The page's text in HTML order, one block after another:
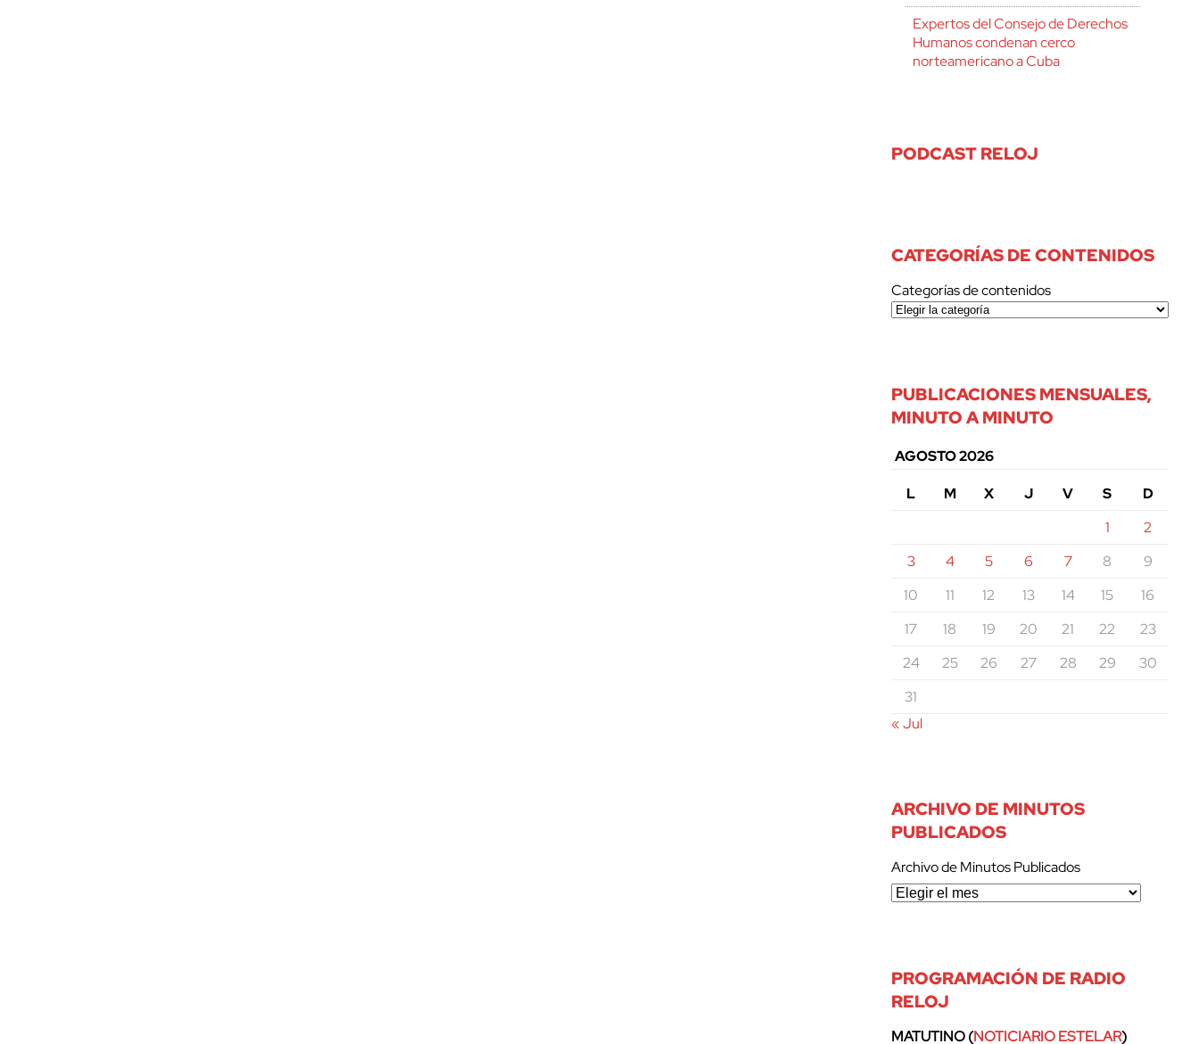
Expertos del Consejo de Derechos
Humanos condenan cerco
norteamericano a Cuba
PODCAST RELOJ
CATEGORÍAS DE CONTENIDOS
Categorías de contenidos
PUBLICACIONES MENSUALES,
MINUTO A MINUTO
AGOSTO 2026
L
M X J V S
D
1
2
3
4 5 6 7 8
9
10
11 12 13 14 15
16
17
18 19 20 21 22
23
24
25 26 27 28 29
30
31
« Jul
ARCHIVO DE MINUTOS
PUBLICADOS
Archivo de Minutos Publicados
PROGRAMACIÓN DE RADIO
RELOJ
MATUTINO (NOTICIARIO ESTELAR)